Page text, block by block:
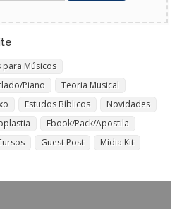
para Músicos
Piano
Teoria Musical
Estudos Bíblicos
Novidades
Ebook/Pack/Apostila
Guest Post
Midia Kit